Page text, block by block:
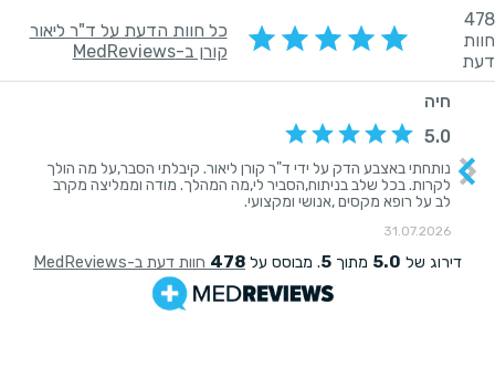
478
חוות
דעת
כל חוות הדעת על ד"ר ליאור
קורן ב-MedReviews
חיה
5.0
נותחתי באצבע הדק על ידי ד"ר קורן ליאור. קיבלתי הסבר,על מה הולך
לקרות. בכל שלב בניתוח,הסביר לי,מה המהלך. מודה וממליצה מקרב
לב על רופא מקסים ,אנושי ומקצועי.
31.07.2026
דירוג של 5.0 מתוך 5. מבוסס על 478 חוות דעת ב-MedReviews